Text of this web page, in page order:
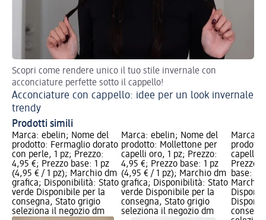
Scopri come rendere unico il tuo stile invernale con
acconciature perfette sotto il cappello!
Acconciature con cappello: idee per un look invernale
trendy
Prodotti simili
Marca: ebelin; Nome del
prodotto: Fermaglio dorato
con perle, 1 pz; Prezzo:
4,95 €; Prezzo base: 1 pz
(4,95 € / 1 pz); Marchio dm
grafica; Disponibilità: Stato
verde Disponibile per la
consegna, Stato grigio
seleziona il negozio dm
Marca: ebelin; Nome del
prodotto: Mollettone per
capelli oro, 1 pz; Prezzo:
4,95 €; Prezzo base: 1 pz
(4,95 € / 1 pz); Marchio dm
grafica; Disponibilità: Stato
verde Disponibile per la
consegna, Stato grigio
seleziona il negozio dm
Marca:
capelli
Prezzo:
base: 1
Marchio